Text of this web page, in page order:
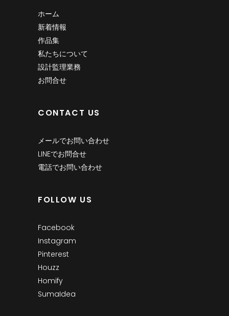
ホーム
新着情報
作品集
私たちについて
設計監理業務
お問合せ
CONTACT US
メールでお問い合わせ
LINEでお問合せ
電話でお問い合わせ
FOLLOW US
Facebook
Instagram
Pinterest
Houzz
Homify
SumaIdea